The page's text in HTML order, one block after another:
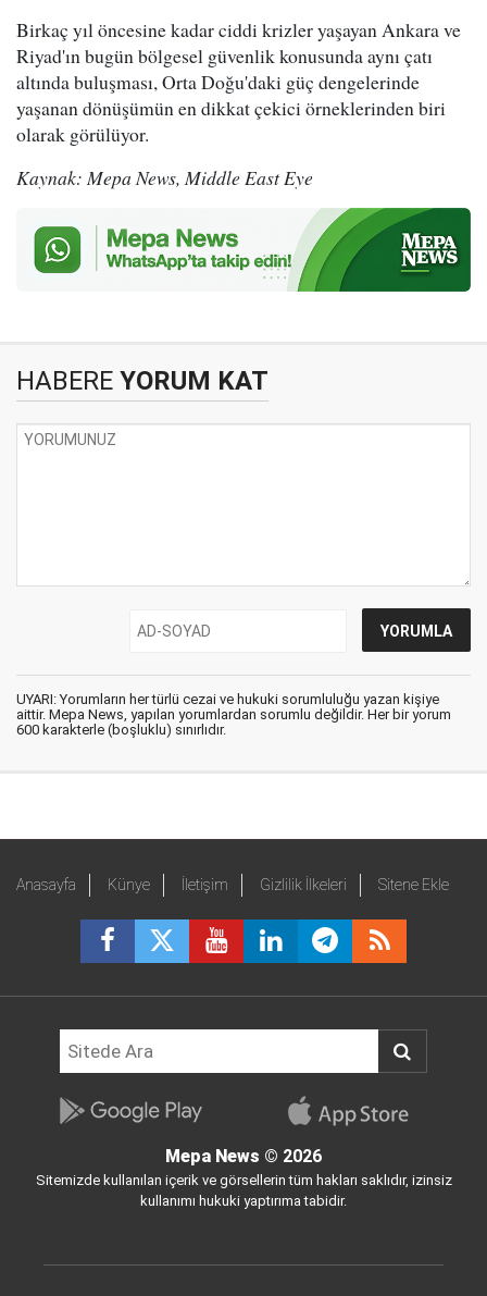
Birkaç yıl öncesine kadar ciddi krizler yaşayan Ankara ve
Riyad'ın bugün bölgesel güvenlik konusunda aynı çatı
altında buluşması, Orta Doğu'daki güç dengelerinde
yaşanan dönüşümün en dikkat çekici örneklerinden biri
olarak görülüyor.
Kaynak: Mepa News, Middle East Eye
HABERE YORUM KAT
UYARI: Yorumların her türlü cezai ve hukuki sorumluluğu yazan kişiye
aittir. Mepa News, yapılan yorumlardan sorumlu değildir. Her bir yorum
600 karakterle (boşluklu) sınırlıdır.
Anasayfa Künye İletişim Gizlilik İlkeleri Sitene Ekle
Mepa News © 2026
Sitemizde kullanılan içerik ve görsellerin tüm hakları saklıdır, izinsiz
kullanımı hukuki yaptırıma tabidir.